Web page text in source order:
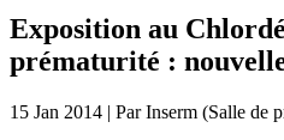
Exposition au
prématurité :
15 Jan 2014 | ParInserm (Salle de